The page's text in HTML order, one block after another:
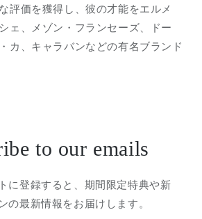
評価を獲得し、彼の才能をエルメ
ェ、メゾン・フランセーズ、ドー
カ、キャラバンなどの有名ブランド
to our emails
に登録すると、期間限定特典や新
の最新情報をお届けします。